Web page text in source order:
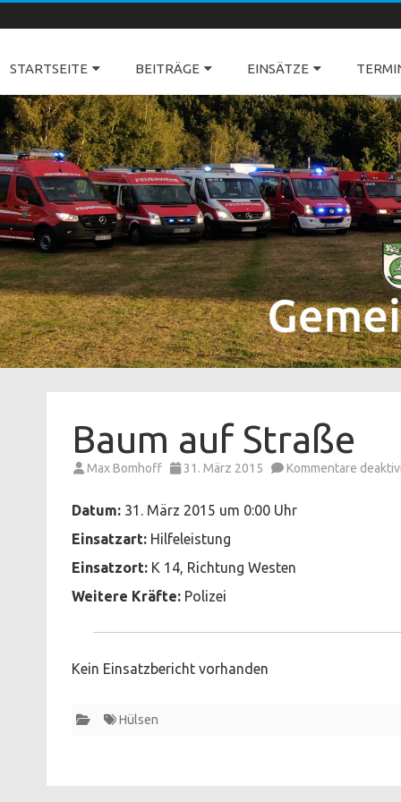
STARTSEITE BEITRÄGE EINSÄTZE
Baum auf Straße
Max Bomhoff 31. März 2015 Kommentare
Datum: 31. März 2015 um 0:00 Uhr
Einsatzart: Hilfeleistung
Einsatzort: K 14, Richtung Westen
Weitere Kräfte: Polizei
Kein Einsatzbericht vorhanden
Hülsen